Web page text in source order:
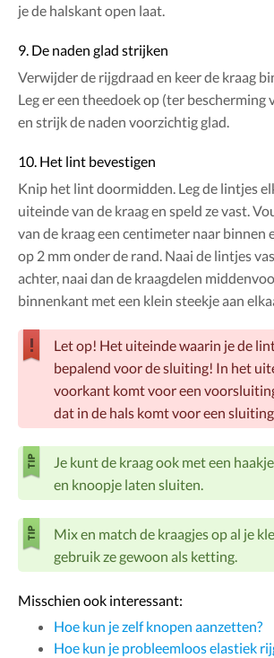
je de halskant open laat.
9. De naden glad strijken
Verwijder de rijgdraad en keer de kraag
Leg er een theedoek op (ter bescherming
en strijk de naden voorzichtig glad.
10. Het lint bevestigen
Knip het lint doormidden. Leg de lintjes
uiteinde van de kraag en speld ze vast.
van de kraag een centimeter naar binnen
op 2 mm onder de rand. Naai de lintjes
achter, naai dan de kraagdelen
binnenkant met een klein steekje aan
Let op! Het uiteinde waarin je de
bepalend voor de sluiting! In het
voorkant komt voor een
dat in de hals komt voor een
Je kunt de kraag ook met een
en knoopje laten sluiten.
Mix en match de kraagjes op al je
gebruik ze gewoon als ketting.
Misschien ook interessant:
Hoe kun je zelf knopen aanzetten?
Hoe kun je probleemloos elastiek